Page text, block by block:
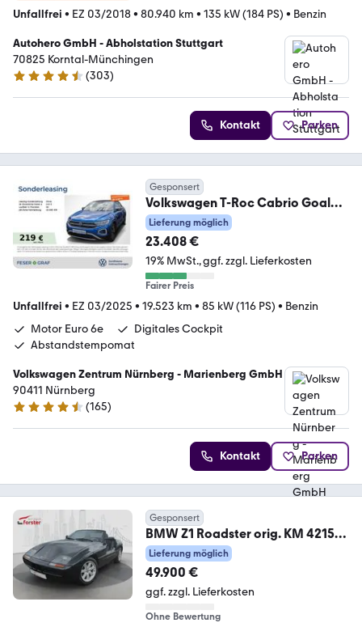
Unfallfrei • EZ 03/2018• 80.940 km • 135 kW (184 PS) • Benzin
Autohero GmbH - Abholstation Stuttgart
70825 Korntal-Münchingen
4.4 Sterne
(303)
Kontakt Parken
Gesponsert
Volkswagen T-Roc Cabrio Goal
1.0 TSI Navi Kamera LED SiHz
Lieferung möglich
23.408 €
19% MwSt. ggf. zzgl. Lieferkosten
Fairer Preis
Unfallfrei • EZ 03/2025 • 19.523 km • 85 kW (116 PS) • Benzin
Motor Euro 6e
Digitales Cockpit
Abstandstempomat
Volkswagen Zentrum Nürnberg - Marienberg GmbH
90411 Nürnberg
4.3 Sterne
(165)
Kontakt Parken
Gesponsert
BMW Z1 Roadster orig. KM 42150
orig. Lack
Lieferung möglich
49.900 €
ggf. zzgl. Lieferkosten
Ohne Bewertung